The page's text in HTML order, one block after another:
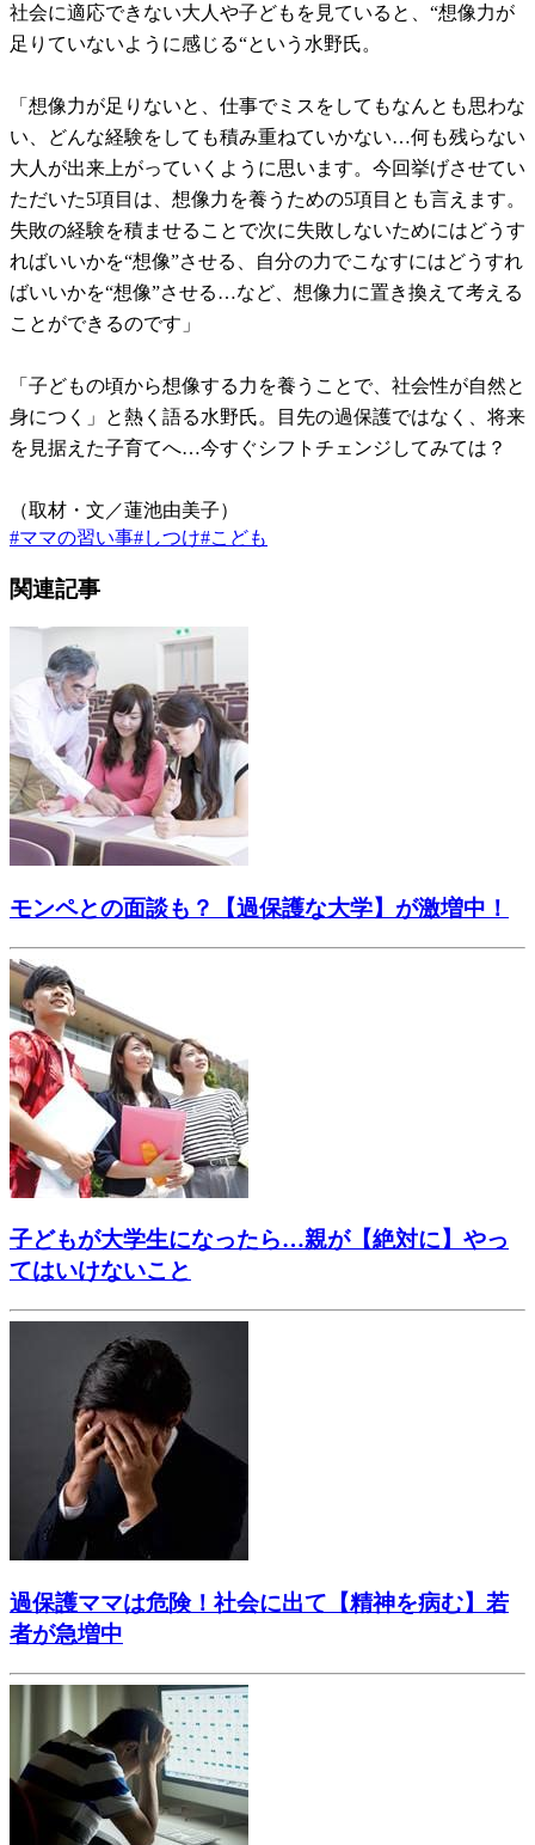
社会に適応できない大人や子どもを見ていると、“想像力が
足りていないように感じる“という水野氏。
「想像力が足りないと、仕事でミスをしてもなんとも思わな
い、どんな経験をしても積み重ねていかない…何も残らない
大人が出来上がっていくように思います。今回挙げさせてい
ただいた5項目は、想像力を養うための5項目とも言えます。
失敗の経験を積ませることで次に失敗しないためにはどうす
ればいいかを“想像”させる、自分の力でこなすにはどうすれ
ばいいかを“想像”させる…など、想像力に置き換えて考える
ことができるのです」
「子どもの頃から想像する力を養うことで、社会性が自然と
身につく」と熱く語る水野氏。目先の過保護ではなく、将来
を見据えた子育てへ…今すぐシフトチェンジしてみては？
（取材・文／蓮池由美子）
#ママの習い事#しつけ#こども
関連記事
モンペとの面談も？【過保護な大学】が激増中！
子どもが大学生になったら…親が【絶対に】やっ
てはいけないこと
過保護ママは危険！社会に出て【精神を病む】若
者が急増中